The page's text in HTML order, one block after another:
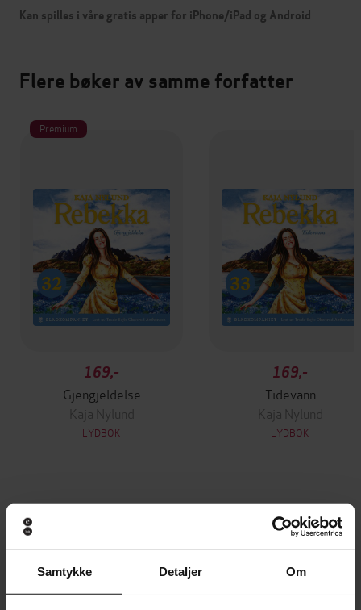
Samtykke Detaljer Om
Kan spilles i våre gratis apper for iPhone/iPad og Android
Flere bøker av samme forfatter
Premium
169,-
Gjengjeldelse
Kaja Nylund
LYDBOK
169,-
Tidevann
Kaja Nylund
LYDBOK
Andre har også kjøpt